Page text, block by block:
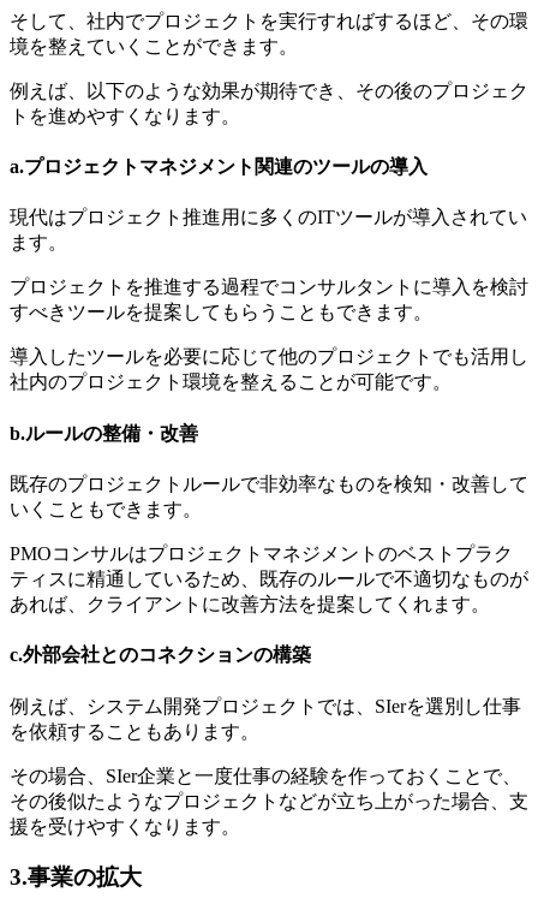
そして、社内でプロジェクトを実行すればするほど、その環
境を整えていくことができます。
例えば、以下のような効果が期待でき、その後のプロジェク
トを進めやすくなります。
a.プロジェクトマネジメント関連のツールの導入
現代はプロジェクト推進用に多くのITツールが導入されてい
ます。
プロジェクトを推進する過程でコンサルタントに導入を検討
すべきツールを提案してもらうこともできます。
導入したツールを必要に応じて他のプロジェクトでも活用し
社内のプロジェクト環境を整えることが可能です。
b.ルールの整備・改善
既存のプロジェクトルールで非効率なものを検知・改善して
いくこともできます。
PMOコンサルはプロジェクトマネジメントのベストプラク
ティスに精通しているため、既存のルールで不適切なものが
あれば、クライアントに改善方法を提案してくれます。
c.外部会社とのコネクションの構築
例えば、システム開発プロジェクトでは、SIerを選別し仕事
を依頼することもあります。
その場合、SIer企業と一度仕事の経験を作っておくことで、
その後似たようなプロジェクトなどが立ち上がった場合、支
援を受けやすくなります。
3.事業の拡大